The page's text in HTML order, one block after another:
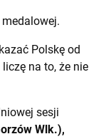
Polskę od
na to, że nie
sesji
Wlk.),